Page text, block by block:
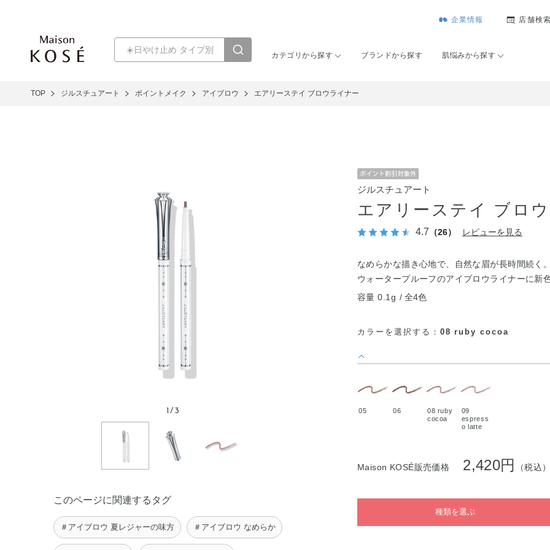
企業情報 店舗検索
カテゴリから探す ブランドから探す 肌悩みから探す
TOP ジルスチュアート ポイントメイク アイブロウ エアリーステイ ブロウライナー
1/ 3
このページに関連するタグ
＃アイブロウ 夏レジャーの味方 ＃アイブロウ なめらか
ジルスチュアート
エアリーステイ ブロ
4.7 （26） レビューを見る
なめらかな描き心地で、自然な眉が長時間続く。
ウォータープルーフのアイブロウライナーに新
容量 0.1g
全4色
カラーを選択する： 08 ruby cocoa
05 06
08 ruby
cocoa
09
espress
o latte
Maison KOSÉ販売価格 2,420円 （税込）
種類を選ぶ